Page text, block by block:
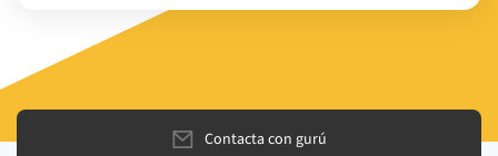
Contacta con gurú